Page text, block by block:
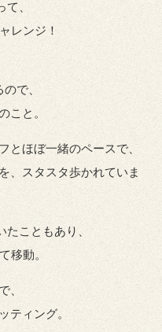
、
レンジ！
で、
こと。
とほぼ一緒のペースで、
、スタスタ歩かれていま
こともあり、
移動。
ティング。